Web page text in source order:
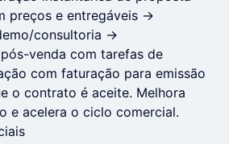
preços e entregáveis →
consultoria →
venda com tarefas de
com faturação para emissão
o contrato é aceite. Melhora
e acelera o ciclo comercial.